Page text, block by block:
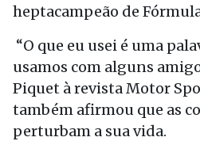
heptacampeão de
“O que eu usei é uma
usamos com alguns
Piquet à revista Motor
também afirmou que as
perturbam a sua vida.